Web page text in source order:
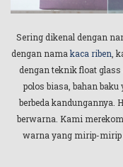
Sering dikenal dengan
dengan nama kaca riben ,
dengan teknik float glass
polos biasa, bahan
berbeda kandungannya.
berwarna. Kami
warna yang mirip-mirip